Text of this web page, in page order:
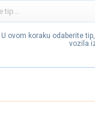
U ovom koraku odaberite
vozila